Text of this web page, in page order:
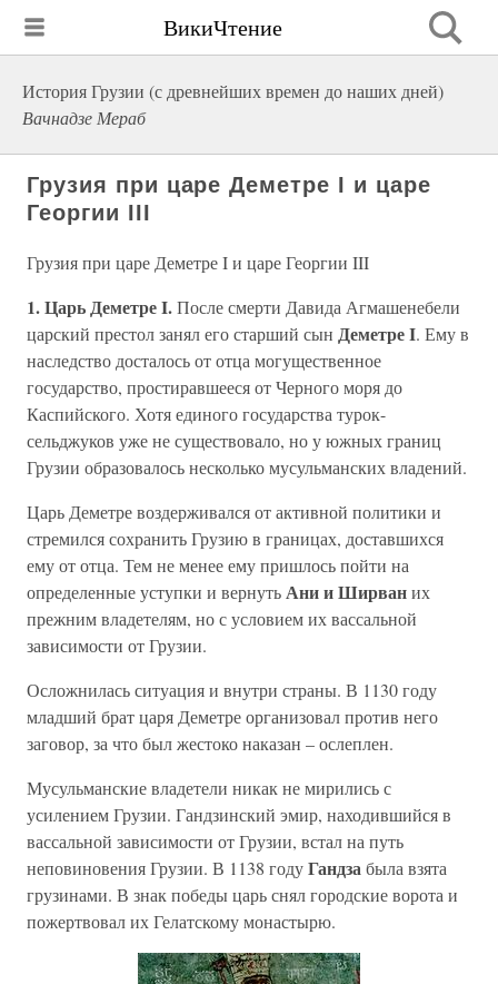
ВикиЧтение
История Грузии (с древнейших времен до наших дней)
Вачнадзе Мераб
Грузия при царе Деметре I и царе
Георгии III
Грузия при царе Деметре I и царе Георгии III
1. Царь Деметре I.После смерти Давида Агмашенебели
царский престол занял его старший сын Деметре I. Ему в
наследство досталось от отца могущественное
государство, простиравшееся от Черного моря до
Каспийского. Хотя единого государства турок-
сельджуков уже не существовало, но у южных границ
Грузии образовалось несколько мусульманских владений.
Царь Деметре воздерживался от активной политики и
стремился сохранить Грузию в границах, доставшихся
ему от отца. Тем не менее ему пришлось пойти на
определенные уступки и вернутьАни и Ширваних
прежним владетелям, но с условием их вассальной
зависимости от Грузии.
Осложнилась ситуация и внутри страны. В 1130 году
младший брат царя Деметре организовал против него
заговор, за что был жестоко наказан – ослеплен.
Мусульманские владетели никак не мирились с
усилением Грузии. Гандзинский эмир, находившийся в
вассальной зависимости от Грузии, встал на путь
неповиновения Грузии. В 1138 годуГандзабыла взята
грузинами. В знак победы царь снял городские ворота и
пожертвовал их Гелатскому монастырю.